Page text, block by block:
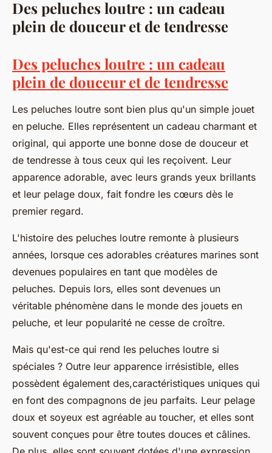
Des peluches loutre : un cadeau
plein de douceur et de tendresse
Des peluches loutre : un cadeau
plein de douceur et de tendresse
Les peluches loutre sont bien plus qu'un simple jouet
en peluche. Elles représentent un cadeau charmant et
original, qui apporte une bonne dose de douceur et
de tendresse à tous ceux qui les reçoivent. Leur
apparence adorable, avec leurs grands yeux brillants
et leur pelage doux, fait fondre les cœurs dès le
premier regard.
L'histoire des peluches loutre remonte à plusieurs
années, lorsque ces adorables créatures marines sont
devenues populaires en tant que modèles de
peluches. Depuis lors, elles sont devenues un
véritable phénomène dans le monde des jouets en
peluche, et leur popularité ne cesse de croître.
Mais qu'est-ce qui rend les peluches loutre si
spéciales ? Outre leur apparence irrésistible, elles
possèdent également des,caractéristiques uniques qui
en font des compagnons de jeu parfaits. Leur pelage
doux et soyeux est agréable au toucher, et elles sont
souvent conçues pour être toutes douces et câlines.